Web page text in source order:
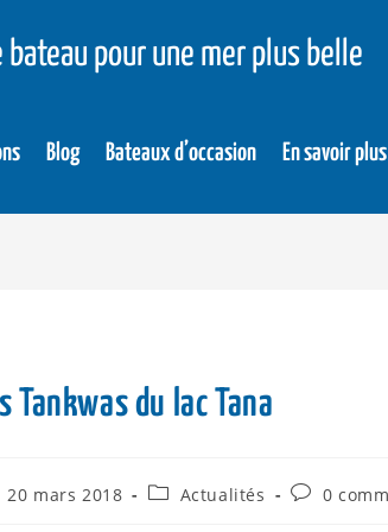
bateau pour une mer plus belle
Blog Bateaux d’occasion En savoir plus
Tankwas du lac Tana
20 mars 2018 Actualités 0